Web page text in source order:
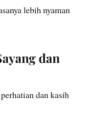
lebih nyaman
dan
dan kasih